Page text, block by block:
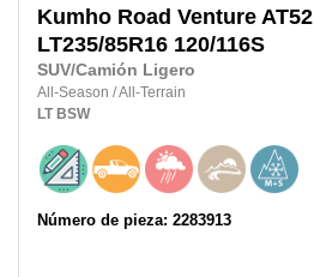
Kumho Road Venture AT52
LT235/85R16 120/116S
SUV/Camión Ligero
All-Season /All-Terrain
LT BSW
Número de pieza: 2283913